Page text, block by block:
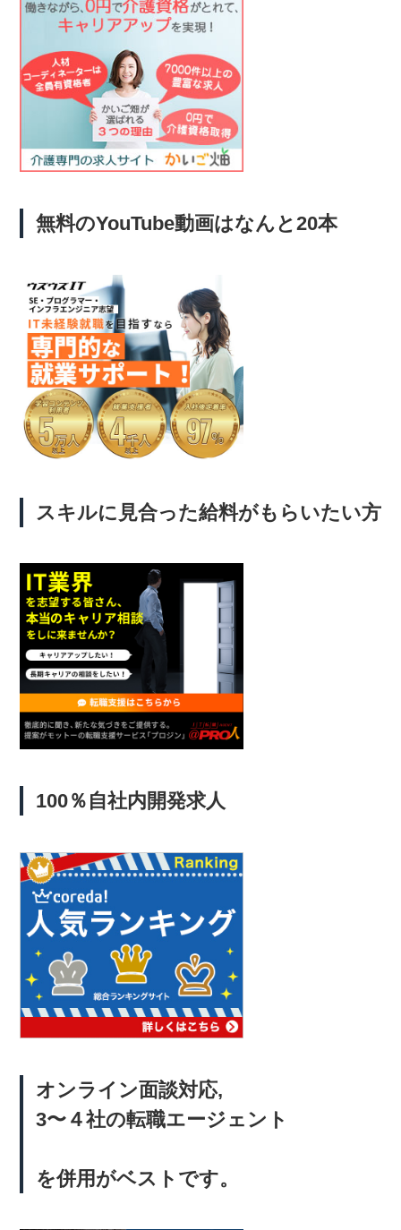
無料のYouTube動画はなんと20本
スキルに見合った給料がもらいたい方
100％自社内開発求人
オンライン面談対応,
3〜４社の転職エージェント
を併用がベストです。